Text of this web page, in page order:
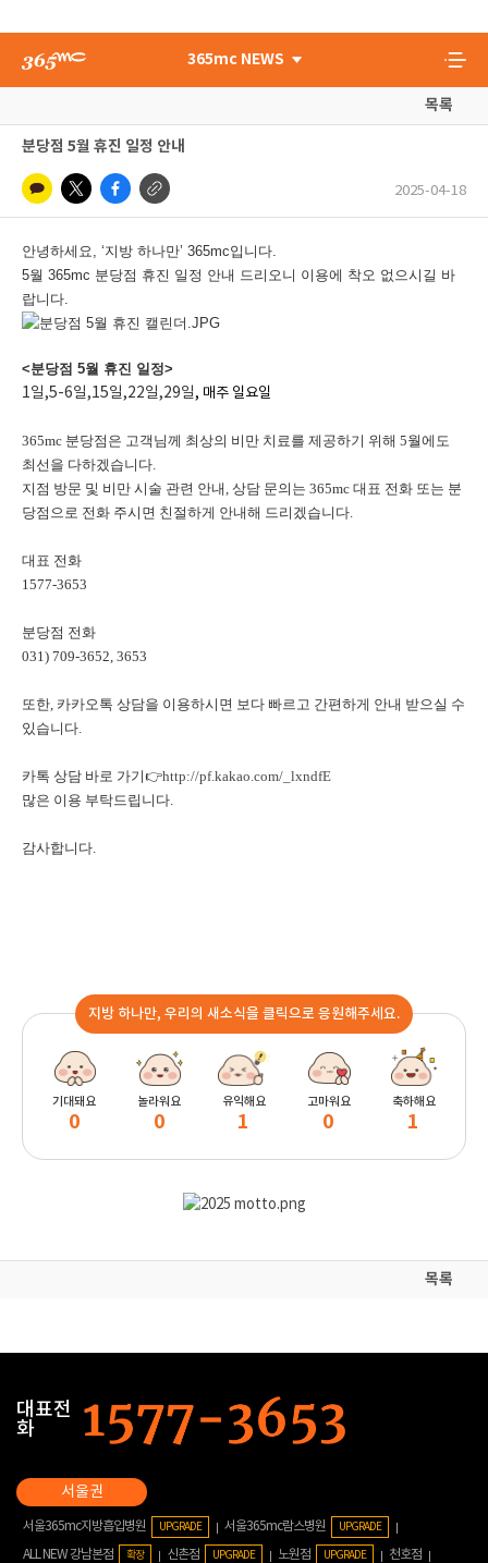
365mc NEWS
목록
분당점 5월 휴진 일정 안내
2025-04-18
안녕하세요, ‘지방 하나만’ 365mc입니다.
5월 365mc 분당점 휴진 일정 안내 드리오니 이용에 착오 없으시길 바
랍니다.
<분당점 5월 휴진 일정>
1일,5-6일,15일,22일,29일, 매주 일요일
365mc 분당점은 고객님께 최상의 비만 치료를 제공하기 위해 5월에도
최선을 다하겠습니다.
지점 방문 및 비만 시술 관련 안내, 상담 문의는 365mc 대표 전화 또는 분
당점으로 전화 주시면 친절하게 안내해 드리겠습니다.
대표 전화
1577-3653
분당점 전화
031) 709-3652, 3653
또한, 카카오톡 상담을 이용하시면 보다 빠르고 간편하게 안내 받으실 수
있습니다.
카톡 상담 바로 가기👉http://pf.kakao.com/_lxndfE
많은 이용 부탁드립니다.
감사합니다.
지방 하나만, 우리의 새소식을 클릭으로 응원해주세요.
기대돼요
0
놀라워요
0
유익해요
1
고마워요
0
축하해요
1
목록
대표전
화
서울365mc지방흡입병원 UPGRADE 서울365mc람스병원 UPGRADE
ALL NEW 강남본점 확장 신촌점 UPGRADE 노원점 UPGRADE
천호점